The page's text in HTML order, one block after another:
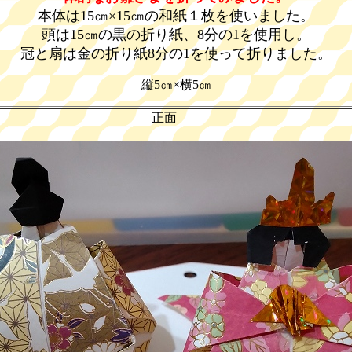
本体は15㎝×15㎝の和紙１枚を使いました。
頭は15㎝の黒の折り紙、8分の1を使用し。
冠と扇は金の折り紙8分の1を使って折りました。
縦5㎝×横5㎝
正面